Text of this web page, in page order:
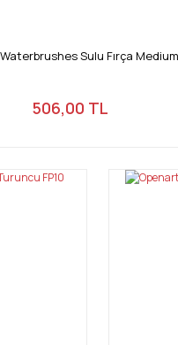
Sulu Fırça
506,00 TL